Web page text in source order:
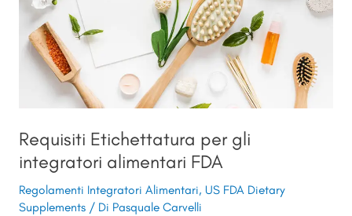
Requisiti Etichettatura per gli
integratori alimentari FDA
Regolamenti Integratori Alimentari, US FDA Dietary
Supplements/ Di Pasquale Carvelli
alimentari
FDA